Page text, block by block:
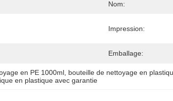
Nom:
Impression:
Emballage:
en PE 1000ml bouteille de nettoyage en
en plastique avec garantie